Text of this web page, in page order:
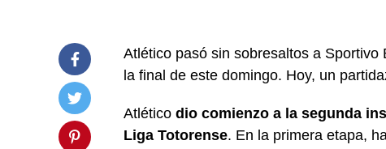
Atlético pasó sin sobresaltos a
la final de este domingo. Hoy, un
Atlético dio comienzo a la segunda
Liga Totorense. En la primera etapa,